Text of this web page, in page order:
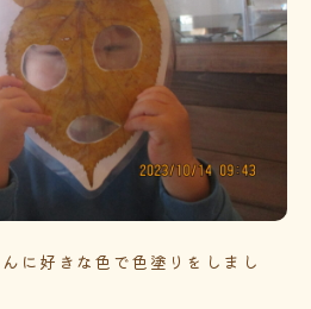
に好きな色で色塗りをしまし